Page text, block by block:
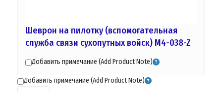
Шеврон на пилотку (вспомогательная
служба связи сухопутных войск) M4-038-Z
Добавить примечание (Add Product Note)
Добавить примечание (Add Product Note)